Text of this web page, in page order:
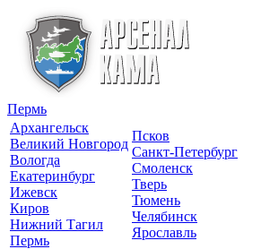
Пермь
Архангельск
Великий Новгород
Вологда
Екатеринбург
Ижевск
Киров
Нижний Тагил
Пермь
Псков
Санкт-Петербург
Смоленск
Тверь
Тюмень
Челябинск
Ярославль